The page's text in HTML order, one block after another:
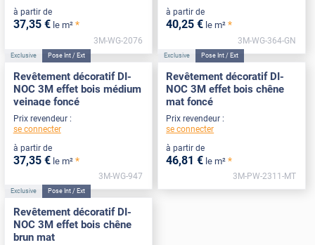
à partir de
37,35 € le m² *
3M-WG-2076
à partir de
40,25 € le m² *
3M-WG-364-GN
Exclusive Pose Int / Ext
Revêtement décoratif DI-
NOC 3M effet bois médium
veinage foncé
Prix revendeur :
se connecter
à partir de
37,35 € le m² *
3M-WG-947
Exclusive Pose Int / Ext
Revêtement décoratif DI-
NOC 3M effet bois chêne
mat foncé
Prix revendeur :
se connecter
à partir de
46,81 € le m² *
3M-PW-2311-MT
Exclusive Pose Int / Ext
Revêtement décoratif DI-
NOC 3M effet bois chêne
brun mat